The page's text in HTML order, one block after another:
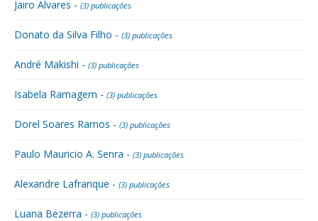
Jairo Alvares - (3) publicações
Donato da Silva Filho - (3) publicações
André Makishi - (3) publicações
Isabela Ramagem - (3) publicações
Dorel Soares Ramos - (3) publicações
Paulo Mauricio A. Senra - (3) publicações
Alexandre Lafranque - (3) publicações
Luana Bezerra - (3) publicações